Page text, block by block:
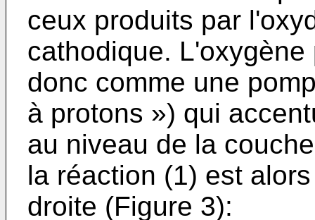
ceux produits par
cathodique.
donc comme une
à protons ») qui
au niveau de la
la réaction (1) est
droite (Figure 3):